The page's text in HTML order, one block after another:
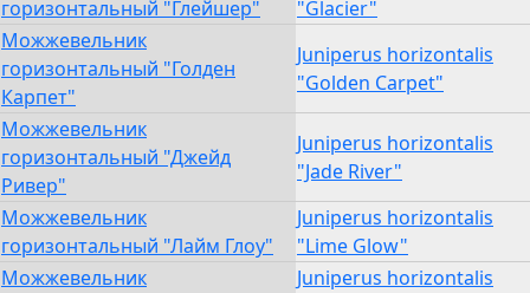
горизонтальный "Глейшер"
"Glacier"
Можжевельник
горизонтальный "Голден
Карпет"
Juniperus horizontalis
"Golden Carpet"
Можжевельник
горизонтальный "Джейд
Ривер"
Juniperus horizontalis
"Jade River"
Можжевельник
горизонтальный "Лайм Глоу"
Juniperus horizontalis
"Lime Glow"
Можжевельник
Juniperus horizontalis